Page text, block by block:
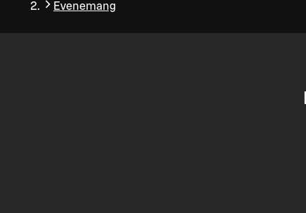
Evenemang
Tillbaka